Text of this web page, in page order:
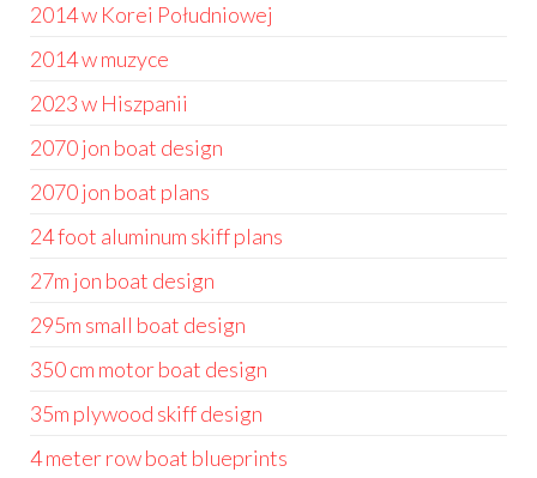
2014 w Korei Południowej
2014 w muzyce
2023 w Hiszpanii
2070 jon boat design
2070 jon boat plans
24 foot aluminum skiff plans
27m jon boat design
295m small boat design
350 cm motor boat design
35m plywood skiff design
4 meter row boat blueprints